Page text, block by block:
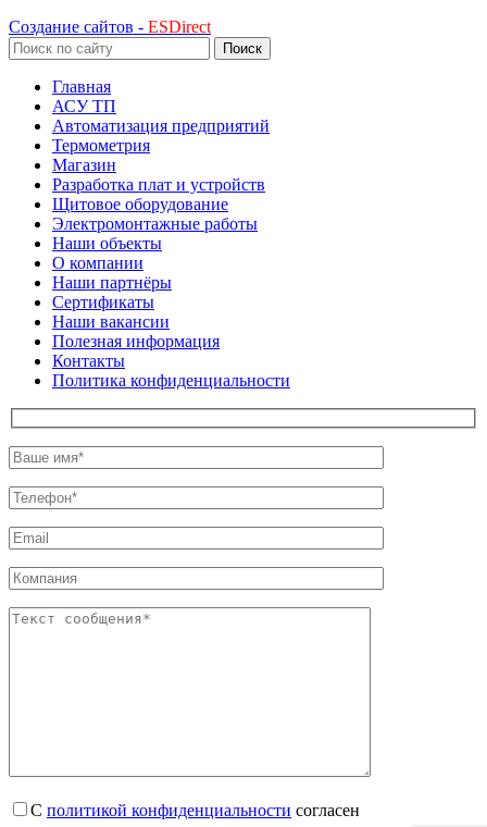
Создание сайтов - ESDirect
Поиск
Главная
АСУ ТП
Автоматизация предприятий
Термометрия
Магазин
Разработка плат и устройств
Щитовое оборудование
Электромонтажные работы
Наши объекты
О компании
Наши партнёры
Сертификаты
Наши вакансии
Полезная информация
Контакты
Политика конфиденциальности
С политикой конфиденциальности согласен